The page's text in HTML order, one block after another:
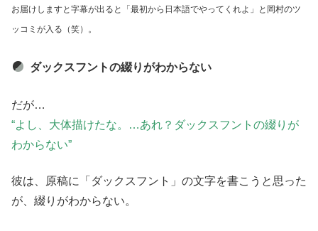
お届けしますと字幕が出ると「最初から日本語でやってくれよ」と岡村のツ
ッコミが入る（笑）。
ダックスフントの綴りがわからない
だが…
“よし、大体描けたな。…あれ？ダックスフントの綴りが
わからない”
彼は、原稿に「ダックスフント」の文字を書こうと思った
が、綴りがわからない。